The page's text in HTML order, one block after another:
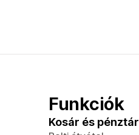
Funkciók
Kosár és pénztár